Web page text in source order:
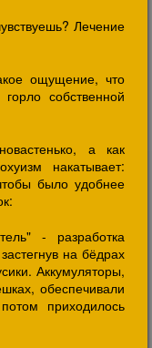
Лечение
ощущение, что
собственной
а как
накатывает:
было удобнее
- разработка
на бёдрах
Аккумуляторы,
обеспечивали
приходилось